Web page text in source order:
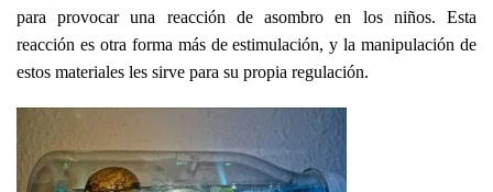
para provocar una reacción de asombro en los niños. Esta
reacción es otra forma más de estimulación, y la manipulación de
estos materiales les sirve para su propia regulación.